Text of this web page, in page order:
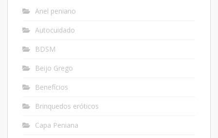
Anel peniano
Autocuidado
BDSM
Beijo Grego
Benefícios
Brinquedos eróticos
Capa Peniana